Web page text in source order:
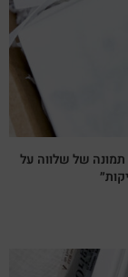
תמונה של שלווה על